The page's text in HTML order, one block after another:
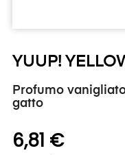
YUUP!
Profumo
gatto
6,81 €